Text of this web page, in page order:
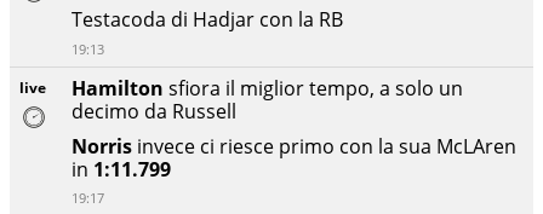
live Hamilton sfiora il miglior tempo, a solo un
decimo da Russell
Norris invece ci riesce primo con la sua McLAren
in 1:11.799
19:17
Testacoda di Hadjar con la RB
19:13